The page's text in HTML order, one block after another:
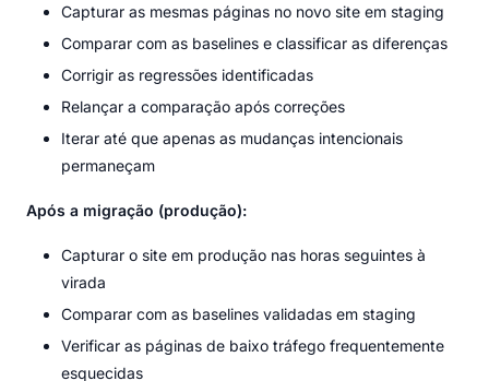
Capturar as mesmas páginas no novo site em staging
Comparar com as baselines e classificar as diferenças
Corrigir as regressões identificadas
Relançar a comparação após correções
Iterar até que apenas as mudanças intencionais
permaneçam
Após a migração (produção):
Capturar o site em produção nas horas seguintes à
virada
Comparar com as baselines validadas em staging
Verificar as páginas de baixo tráfego frequentemente
esquecidas